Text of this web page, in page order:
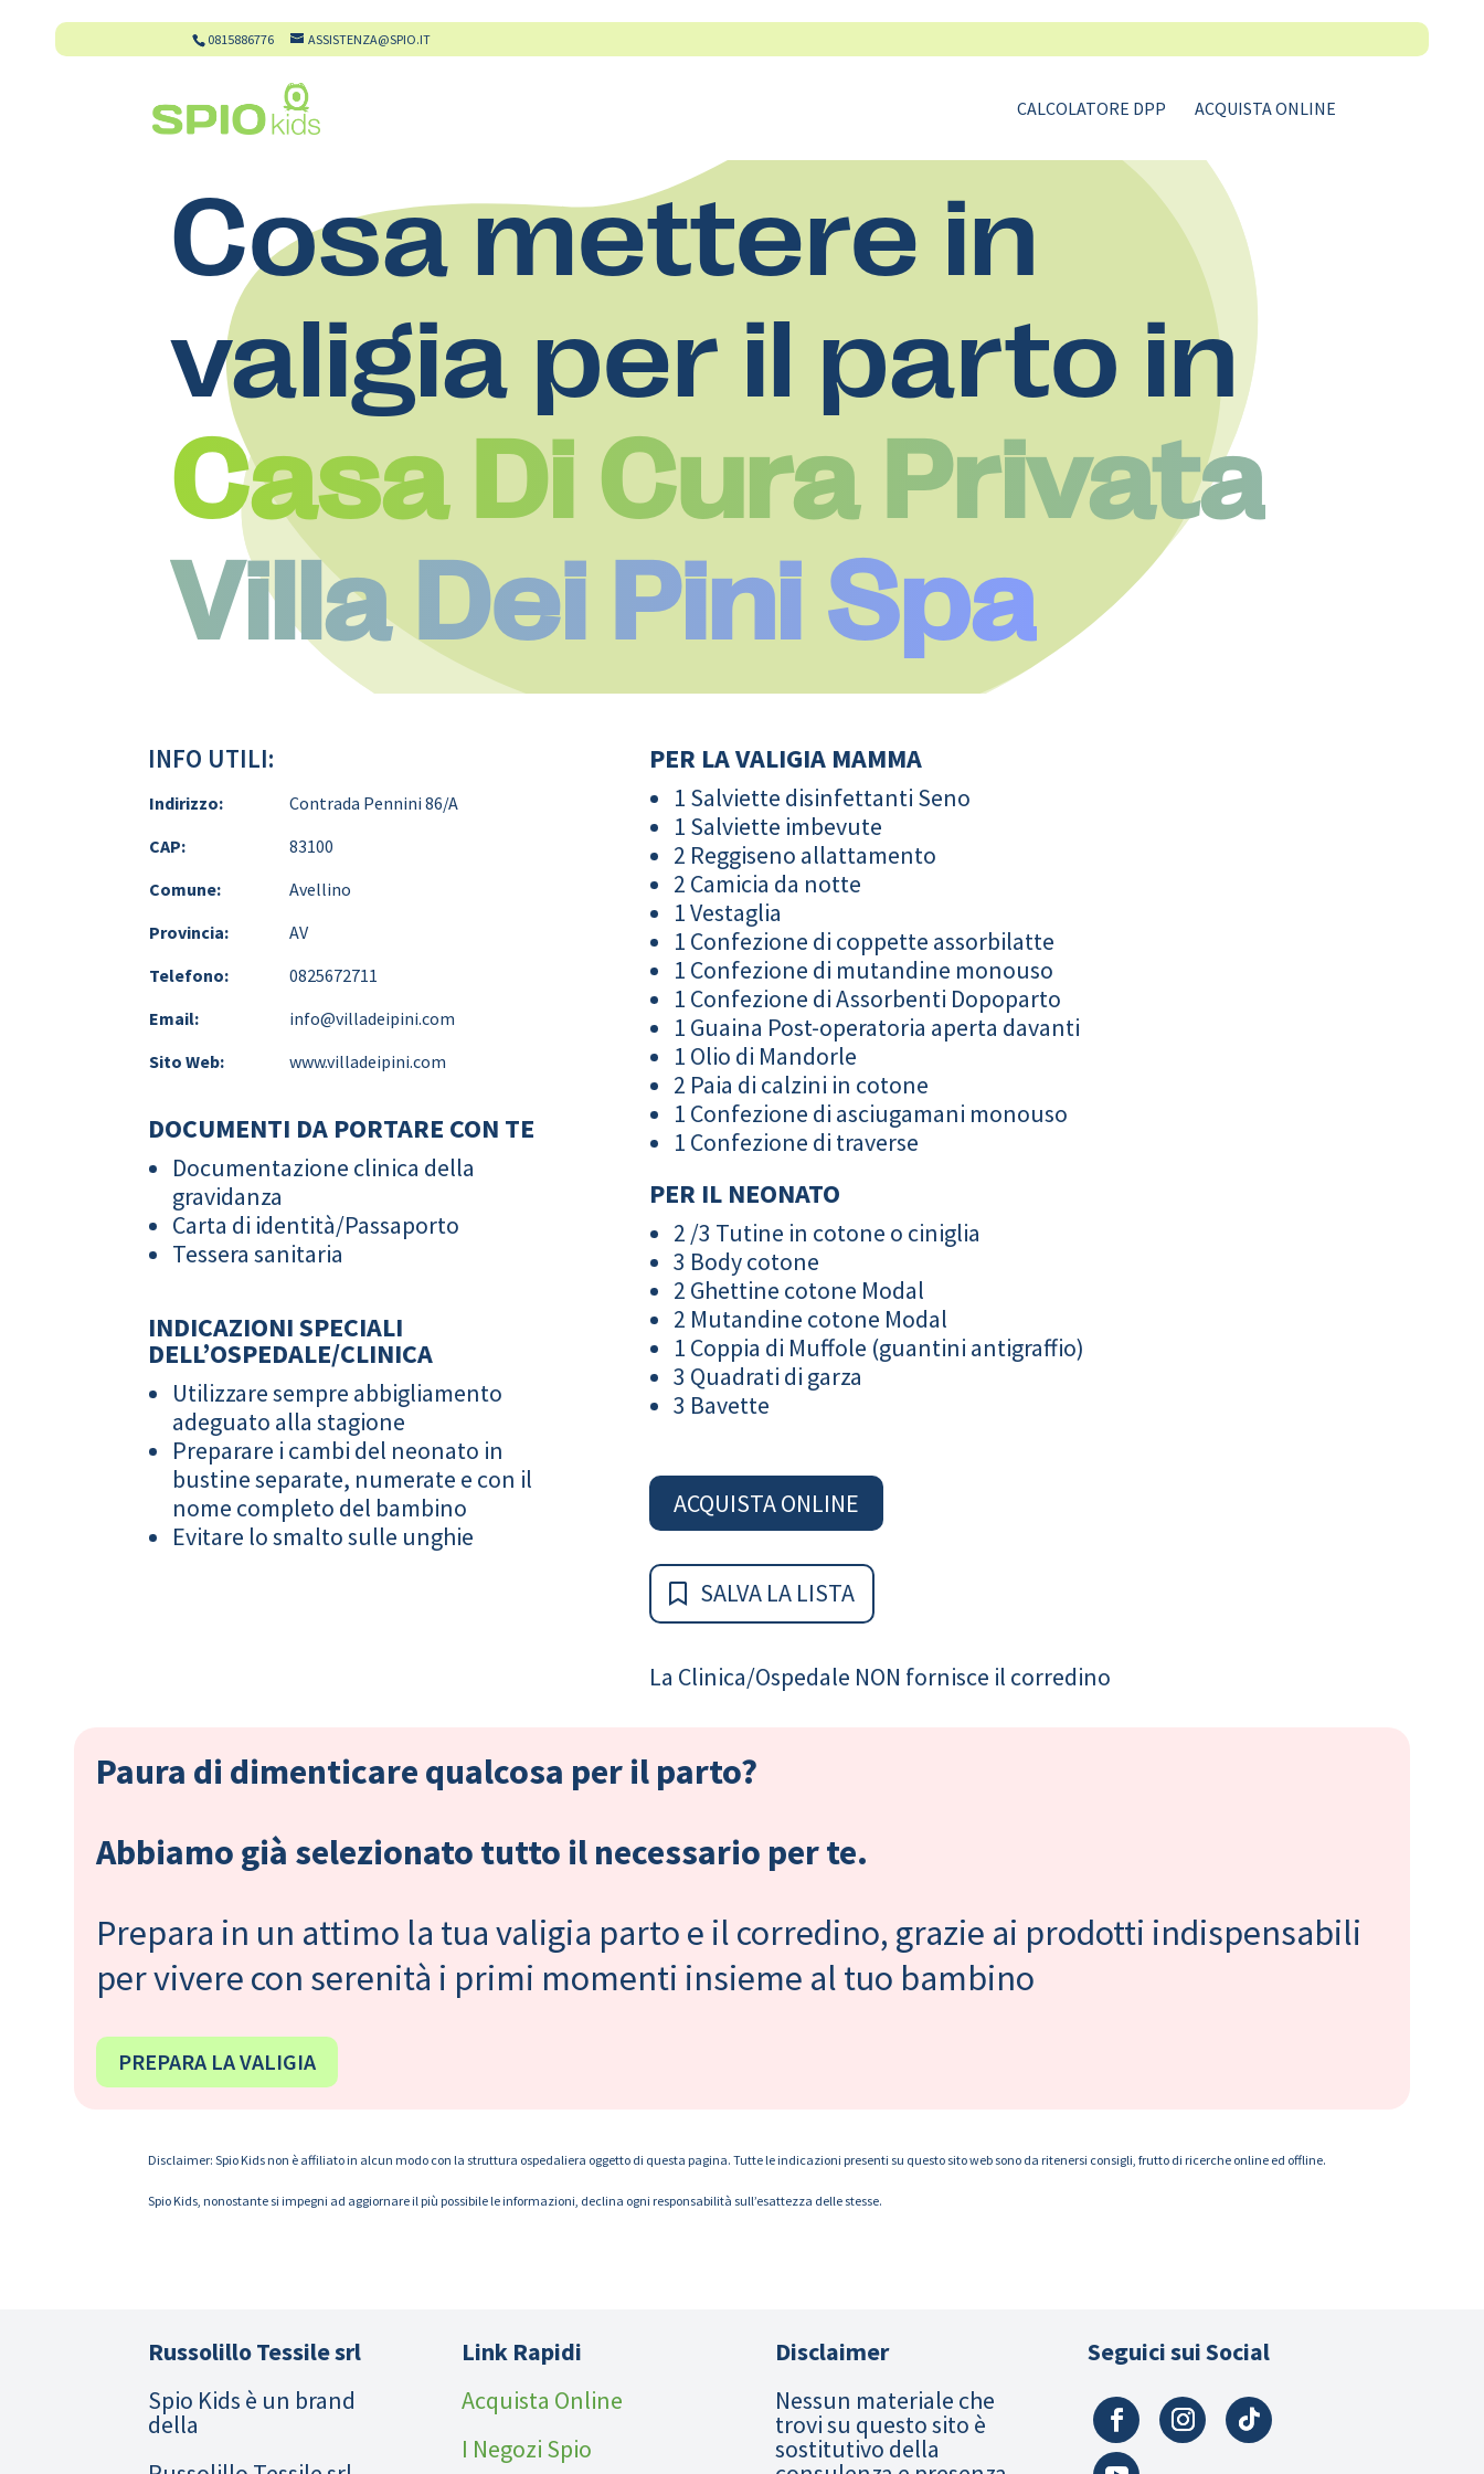
0815886776 ASSISTENZA@SPIO.IT
CALCOLATORE DPP ACQUISTA ONLINE
Cosa mettere in
valigia per il parto in
Casa Di Cura Privata
Villa Dei Pini Spa
INFO UTILI:
Indirizzo:
Contrada Pennini 86/A
CAP:
83100
Comune:
Avellino
Provincia:
AV
Telefono:
0825672711
Email:
info@villadeipini.com
Sito Web:
www.villadeipini.com
DOCUMENTI DA PORTARE CON TE
Documentazione clinica della
gravidanza
Carta di identità/Passaporto
Tessera sanitaria
INDICAZIONI SPECIALI
DELL’OSPEDALE/CLINICA
Utilizzare sempre abbigliamento
adeguato alla stagione
Preparare i cambi del neonato in
bustine separate, numerate e con il
nome completo del bambino
Evitare lo smalto sulle unghie
PER LA VALIGIA MAMMA
1 Salviette disinfettanti Seno
1 Salviette imbevute
2 Reggiseno allattamento
2 Camicia da notte
1 Vestaglia
1 Confezione di coppette assorbilatte
1 Confezione di mutandine monouso
1 Confezione di Assorbenti Dopoparto
1 Guaina Post-operatoria aperta davanti
1 Olio di Mandorle
2 Paia di calzini in cotone
1 Confezione di asciugamani monouso
1 Confezione di traverse
PER IL NEONATO
2 /3 Tutine in cotone o ciniglia
3 Body cotone
2 Ghettine cotone Modal
2 Mutandine cotone Modal
1 Coppia di Muffole (guantini antigraffio)
3 Quadrati di garza
3 Bavette
ACQUISTA ONLINE
SALVA LA LISTA
La Clinica/Ospedale NON fornisce il corredino
Paura di dimenticare qualcosa per il parto?
Abbiamo già selezionato tutto il necessario per te.
Prepara in un attimo la tua valigia parto e il corredino, grazie ai prodotti indispensabili
per vivere con serenità i primi momenti insieme al tuo bambino
PREPARA LA VALIGIA
Disclaimer: Spio Kids non è affiliato in alcun modo con la struttura ospedaliera oggetto di questa pagina. Tutte le indicazioni presenti su questo sito web sono da ritenersi consigli, frutto di ricerche online ed offline.
Spio Kids, nonostante si impegni ad aggiornare il più possibile le informazioni, declina ogni responsabilità sull’esattezza delle stesse.
Russolillo Tessile srl
Spio Kids è un brand
della
Link Rapidi
Acquista Online
I Negozi Spio
Disclaimer
Nessun materiale che
trovi su questo sito è
sostitutivo della
Seguici sui Social